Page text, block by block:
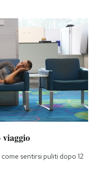
viaggio
sentirsi puliti dopo 12